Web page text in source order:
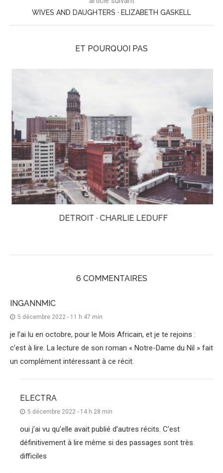
WIVES AND DAUGHTERS · ELIZABETH GASKELL
ET POURQUOI PAS
DETROIT · CHARLIE LEDUFF
6 COMMENTAIRES
INGANNMIC
5 décembre 2022 - 11 h 47 min
je l’ai lu en octobre, pour le Mois Africain, et je te rejoins :
c’est à lire. La lecture de son roman « Notre-Dame du Nil » fait
un complément intéressant à ce récit.
ELECTRA
5 décembre 2022 - 14 h 28 min
oui j’ai vu qu’elle avait publié d’autres récits. C’est
définitivement à lire même si des passages sont très
difficiles